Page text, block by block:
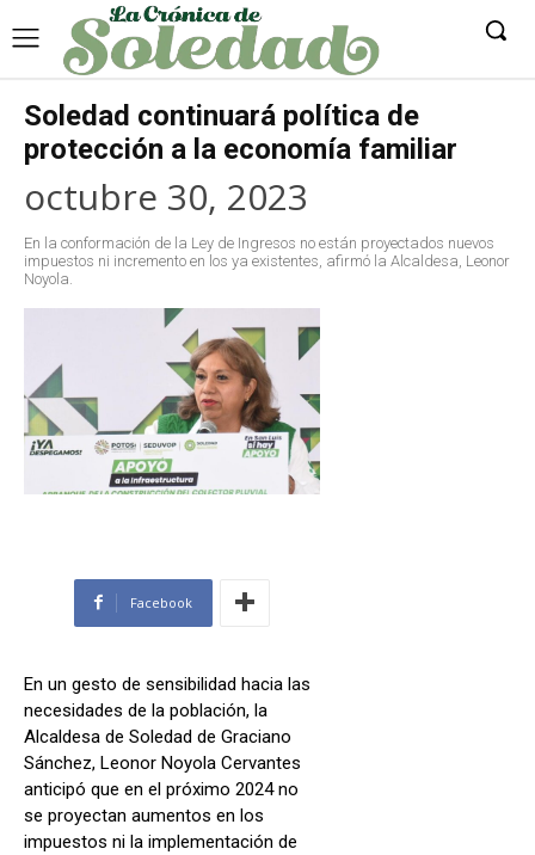
Soledad continuará política de
protección a la economía familiar
octubre 30, 2023
En la conformación de la Ley de Ingresos no están proyectados nuevos
impuestos ni incremento en los ya existentes, afirmó la Alcaldesa, Leonor
Noyola.
Facebook
En un gesto de sensibilidad hacia las
necesidades de la población, la
Alcaldesa de Soledad de Graciano
Sánchez, Leonor Noyola Cervantes
anticipó que en el próximo 2024 no
se proyectan aumentos en los
impuestos ni la implementación de